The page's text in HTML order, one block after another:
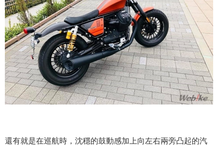
還有就是在巡航時，沈穩的鼓動感加上向左右兩旁凸起的汽